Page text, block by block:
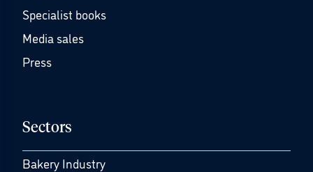
Specialist books
Media sales
Press
Sectors
Bakery Industry